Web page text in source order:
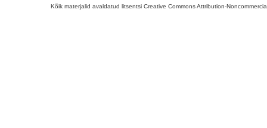
Kõik materjalid avaldatud litsentsi Creative Commons Attribution-